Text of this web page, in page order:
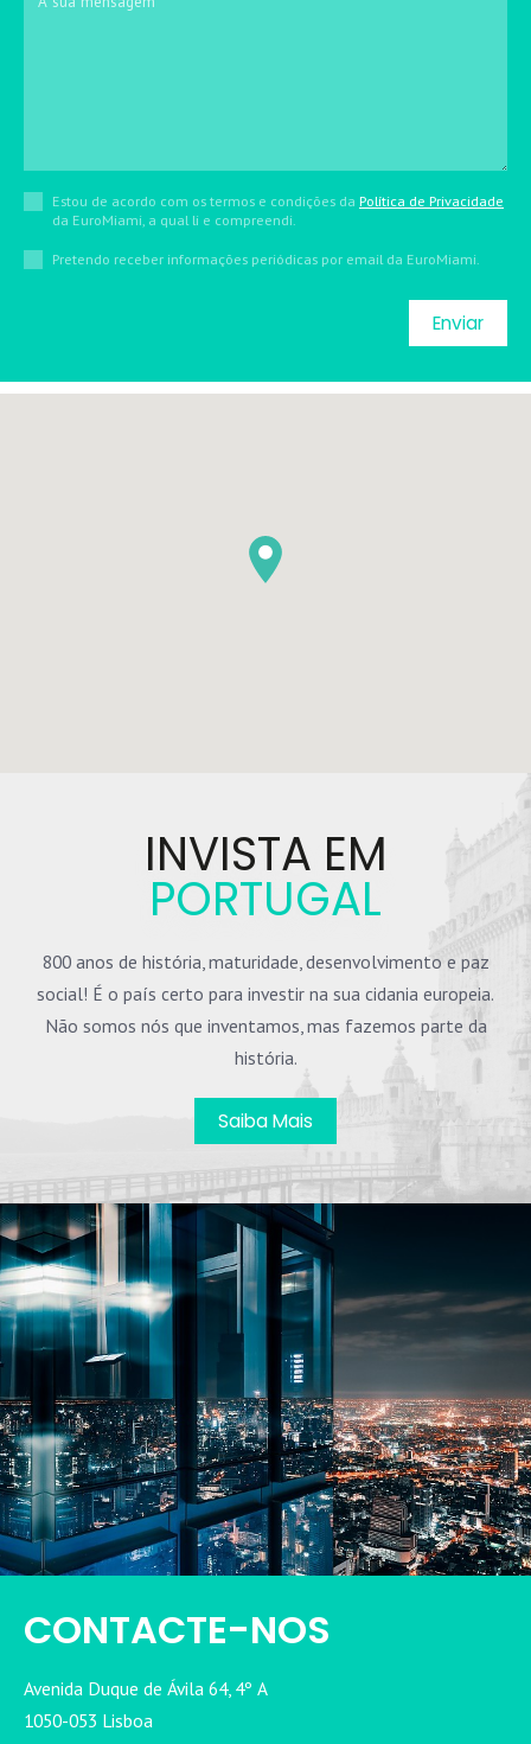
Estou de acordo com os termos e condições da Política de Privacidade
da EuroMiami, a qual li e compreendi.
Pretendo receber informações periódicas por email da EuroMiami.
Enviar
INVISTA EM
PORTUGAL
800 anos de história, maturidade, desenvolvimento e paz
social! É o país certo para investir na sua cidania europeia.
Não somos nós que inventamos, mas fazemos parte da
história.
Saiba Mais
CONTACTE-NOS
Avenida Duque de Ávila 64, 4º A
1050-053 Lisboa